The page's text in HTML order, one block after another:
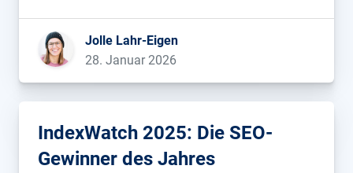
zurückzuführen sind, sind auch viele der Verlierer
keine klassische Abstrafung, sondern vielmehr
das Resultat mehr oder minder gelungener […]...
Jolle Lahr-Eigen
28. Januar 2026
IndexWatch 2025: Die SEO-
Gewinner des Jahres